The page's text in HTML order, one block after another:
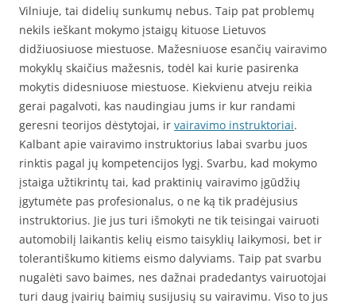
Vilniuje, tai didelių sunkumų nebus. Taip pat problemų
nekils ieškant mokymo įstaigų kituose Lietuvos
didžiuosiuose miestuose. Mažesniuose esančių vairavimo
mokyklų skaičius mažesnis, todėl kai kurie pasirenka
mokytis didesniuose miestuose. Kiekvienu atveju reikia
gerai pagalvoti, kas naudingiau jums ir kur randami
geresni teorijos dėstytojai, ir vairavimo instruktoriai.
Kalbant apie vairavimo instruktorius labai svarbu juos
rinktis pagal jų kompetencijos lygį. Svarbu, kad mokymo
įstaiga užtikrintų tai, kad praktinių vairavimo įgūdžių
įgytumėte pas profesionalus, o ne ką tik pradėjusius
instruktorius. Jie jus turi išmokyti ne tik teisingai vairuoti
automobilį laikantis kelių eismo taisyklių laikymosi, bet ir
tolerantiškumo kitiems eismo dalyviams. Taip pat svarbu
nugalėti savo baimes, nes dažnai pradedantys vairuotojai
turi daug įvairių baimių susijusių su vairavimu. Viso to jus